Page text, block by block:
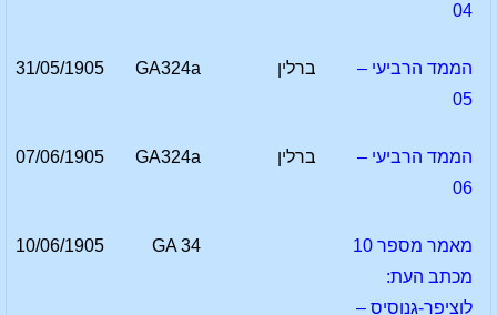
04
הממד הרביעי –
05
ברלין GA324a
31/05/1905
הממד הרביעי –
06
ברלין GA324a
07/06/1905
מאמר מספר 10
מכתב העת:
לוציפר-גנוסיס –
GA 34
10/06/1905